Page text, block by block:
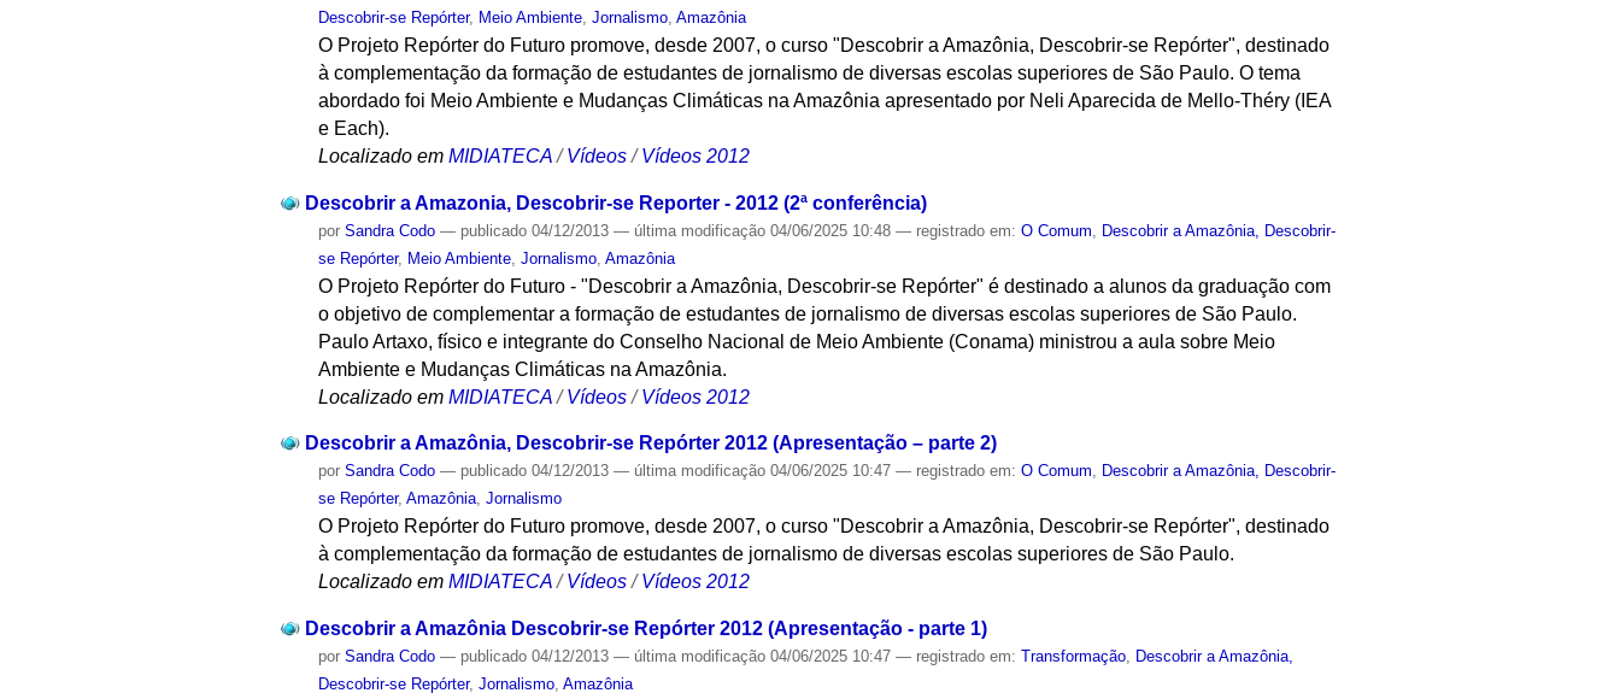
Descobrir-se Repórter, Meio Ambiente ,Jornalismo ,Amazônia
O Projeto Repórter do Futuro promove, desde 2007, o curso "Descobrir a Amazônia, Descobrir-se Repórter", destinado
à complementação da formação de estudantes de jornalismo de diversas escolas superiores de São Paulo. O tema
abordado foi Meio Ambiente e Mudanças Climáticas na Amazônia apresentado por Neli Aparecida de Mello-Théry (IEA
e Each).
Localizado em MIDIATECA /Vídeos /Vídeos 2012
Descobrir a Amazonia, Descobrir-se Reporter - 2012 (2ª conferência)
porSandra Codo — publicado 04/12/2013— última modificação 04/06/2025 10:48— registrado em:O Comum
Descobrir a Amazônia, Descobrir-
se Repórter, Meio Ambiente ,Jornalismo ,Amazônia
O Projeto Repórter do Futuro - "Descobrir a Amazônia, Descobrir-se Repórter" é destinado a alunos da graduação com
o objetivo de complementar a formação de estudantes de jornalismo de diversas escolas superiores de São Paulo.
Paulo Artaxo, físico e integrante do Conselho Nacional de Meio Ambiente (Conama) ministrou a aula sobre Meio
Ambiente e Mudanças Climáticas na Amazônia.
Localizado em MIDIATECA /Vídeos /Vídeos 2012
Descobrir a Amazônia, Descobrir-se Repórter 2012 (Apresentação – parte 2)
porSandra Codo — publicado 04/12/2013— última modificação 04/06/2025 10:47— registrado em:O Comum, Descobrir a Amazônia, Descobrir-
se Repórter,Amazônia,Jornalismo
O Projeto Repórter do Futuro promove, desde 2007, o curso "Descobrir a Amazônia, Descobrir-se Repórter", destinado
à complementação da formação de estudantes de jornalismo de diversas escolas superiores de São Paulo.
Localizado em MIDIATECA /Vídeos /Vídeos 2012
Descobrir a Amazônia Descobrir-se Repórter 2012 (Apresentação - parte 1)
porSandra Codo — publicado 04/12/2013— última modificação 04/06/2025 10:47— registrado em:Transformação
Descobrir a Amazônia,
Descobrir-se Repórter,Jornalismo ,Amazônia